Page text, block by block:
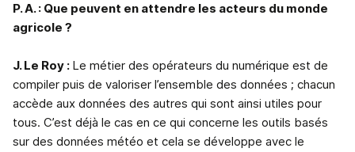
P. A. : Que peuvent en attendre les acteurs du monde
agricole ?
J. Le Roy : Le métier des opérateurs du numérique est de
compiler puis de valoriser l’ensemble des données ; chacun
accède aux données des autres qui sont ainsi utiles pour
tous. C’est déjà le cas en ce qui concerne les outils basés
sur des données météo et cela se développe avec le